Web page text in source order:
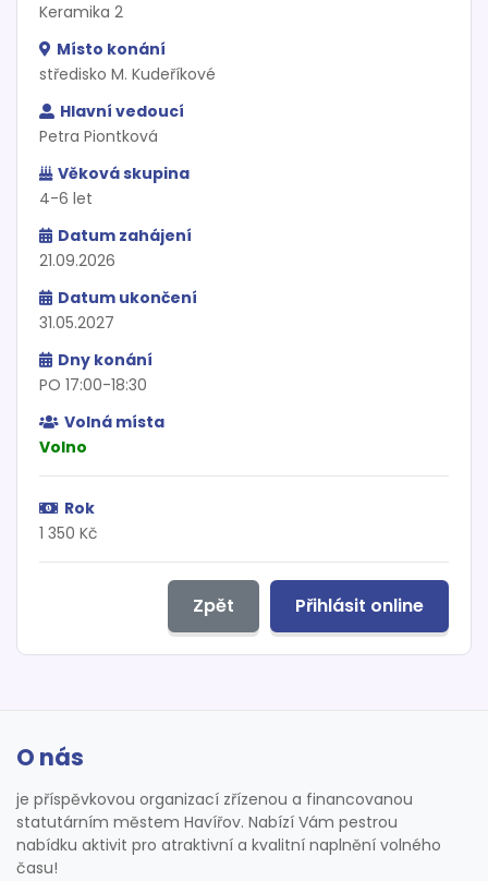
Keramika 2
Místo konání
středisko M. Kudeříkové
Hlavní vedoucí
Petra Piontková
Věková skupina
4-6 let
Datum zahájení
21.09.2026
Datum ukončení
31.05.2027
Dny konání
PO 17:00-18:30
Volná místa
Volno
Rok
1 350 Kč
Přihlásit online
Zpět
O nás
je příspěvkovou organizací zřízenou a financovanou
statutárním městem Havířov. Nabízí Vám pestrou
nabídku aktivit pro atraktivní a kvalitní naplnění volného
času!